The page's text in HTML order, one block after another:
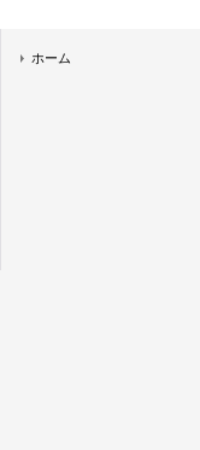
ホーム